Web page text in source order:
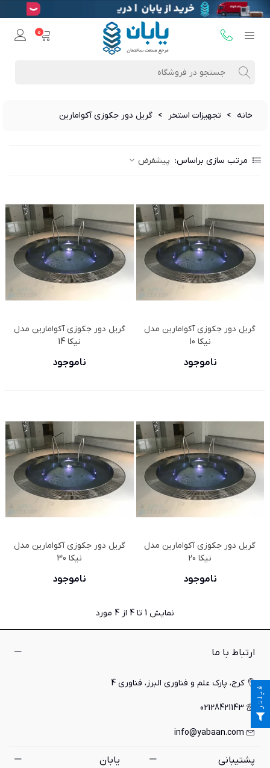
0
خانه > تجهیزات استخر > گریل دور جکوزی آکوامارین
مرتب سازی براساس: پیشفرض
گریل دور جکوزی آکوامارین مدل
نیکا 10
ناموجود
گریل دور جکوزی آکوامارین مدل
نیکا 14
ناموجود
گریل دور جکوزی آکوامارین مدل
نیکا 20
ناموجود
گریل دور جکوزی آکوامارین مدل
نیکا 30
ناموجود
نمایش 1 تا 4 از 4 مورد
ارتباط با ما
کرج، پارک علم و فناوری البرز، فناوری 4
02128421143
info@yabaan.com
پشتیبانی یابان
فیلتر